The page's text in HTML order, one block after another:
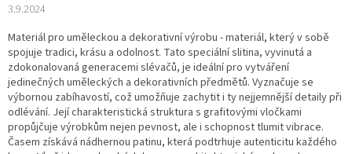
3.9.2024
Materiál pro uměleckou a dekorativní výrobu - materiál, který v sobě
spojuje tradici, krásu a odolnost. Tato speciální slitina, vyvinutá a
zdokonalovaná generacemi slévačů, je ideální pro vytváření
jedinečných uměleckých a dekorativních předmětů. Vyznačuje se
výbornou zabíhavostí, což umožňuje zachytit i ty nejjemnější detaily při
odlévání. Její charakteristická struktura s grafitovými vločkami
propůjčuje výrobkům nejen pevnost, ale i schopnost tlumit vibrace.
Časem získává nádhernou patinu, která podtrhuje autenticitu každého